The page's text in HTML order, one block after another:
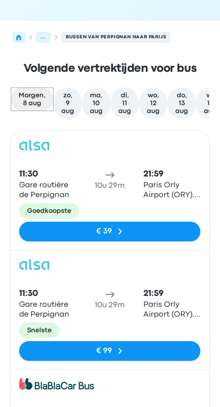
... BUSSEN VAN PERPIGNAN NAAR PARIJS
Volgende vertrektijden voor bus
Morgen,
8 aug
zo,
9
aug
ma,
10
aug
di,
11
aug
wo,
12
aug
do,
13
aug
vr,
14
aug
11:30
Gare routière
de Perpignan
10u 29m
21:59
Paris Orly
Airport (ORY),
Goedkoopste
€ 39
11:30
Gare routière
de Perpignan
10u 29m
21:59
Paris Orly
Airport (ORY),
Snelste
€ 99